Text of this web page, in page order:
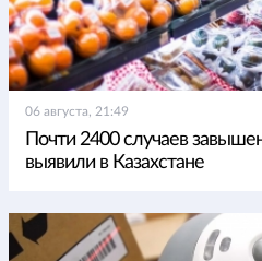
06 августа, 21:49
Почти 2400 случаев
выявили в Казахстане